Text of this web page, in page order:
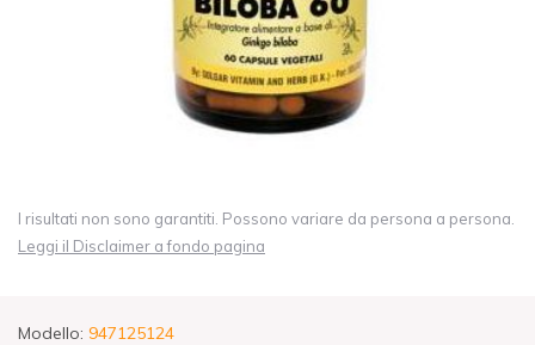
I risultati non sono garantiti. Possono variare da persona a persona.
Leggi il Disclaimer a fondo pagina
Modello: 947125124